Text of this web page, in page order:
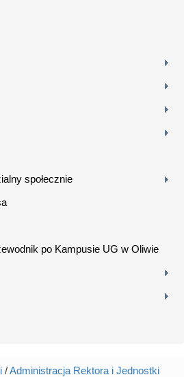
społecznie
po Kampusie UG w Oliwie
/Administracja Rektora i Jednostki